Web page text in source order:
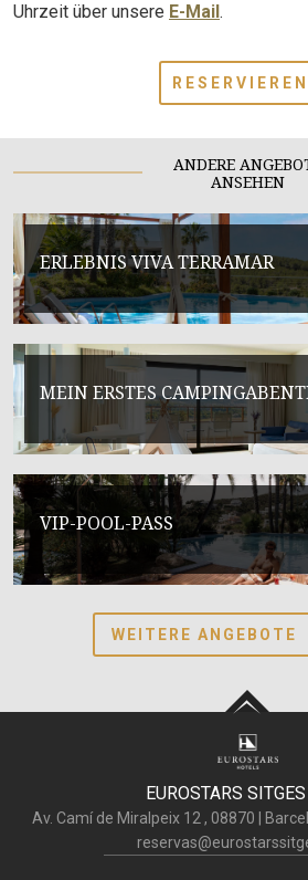
Uhrzeit über unsere E-Mail.
RESERVIEREN
ANDERE
ANSEHEN
ERLEBNIS VIVA TERRAMAR
MEIN ERSTES
VIP-POOL-PASS
WEITERE ANGEBOTE
EUROSTARS SITGES
Av. Camí de Miralpeix 12 , 08870